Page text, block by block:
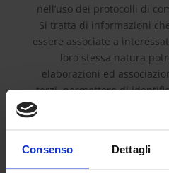
Consenso Dettagli
nell’uso dei protocolli di
Si tratta di informazioni
essere associate a
loro stessa natura
elaborazioni ed
terzi, permettere di
categoria di dati rientrano
dominio dei computer
(Uniform Resource